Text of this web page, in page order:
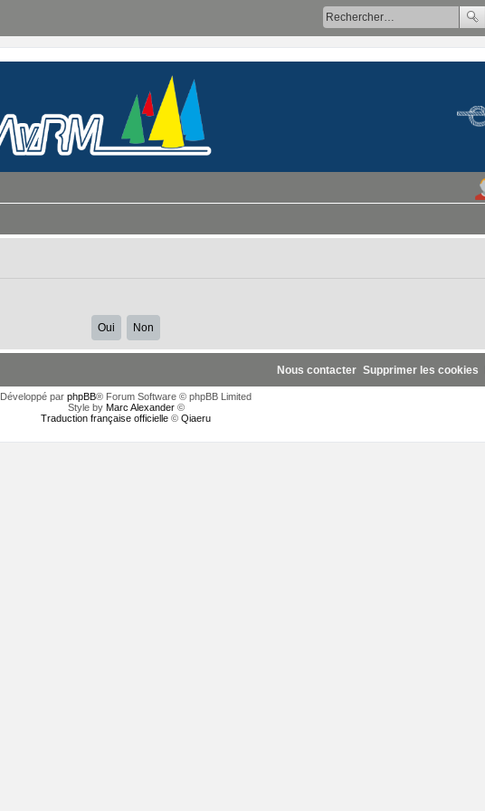
Supprimer les cookies
Nous contacter
Développé par phpBB® Forum Software © phpBB Limited
Style by Marc Alexander©
Traduction française officielle © Qiaeru